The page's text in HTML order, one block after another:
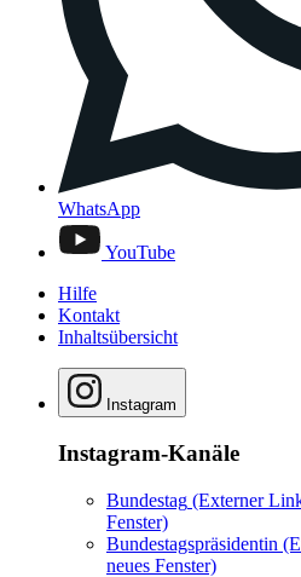
WhatsApp
YouTube
Hilfe
Kontakt
Inhaltsübersicht
Instagram
Instagram-Kanäle
Bundestag (Externer
Fenster)
Bundestagspräsidentin
neues Fenster)